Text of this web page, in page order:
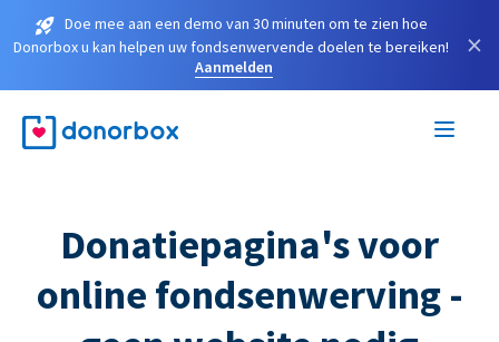
Doe mee aan een demo van 30 minuten om te zien hoe
Donorbox u kan helpen uw fondsenwervende doelen te bereiken!
Aanmelden
×
Donatiepagina's voor
online fondsenwerving -